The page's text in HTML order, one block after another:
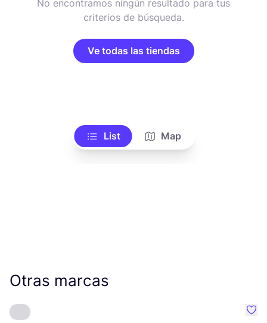
No encontramos ningún resultado para tus
criterios de búsqueda.
Ve todas las tiendas
List Map
Otras marcas